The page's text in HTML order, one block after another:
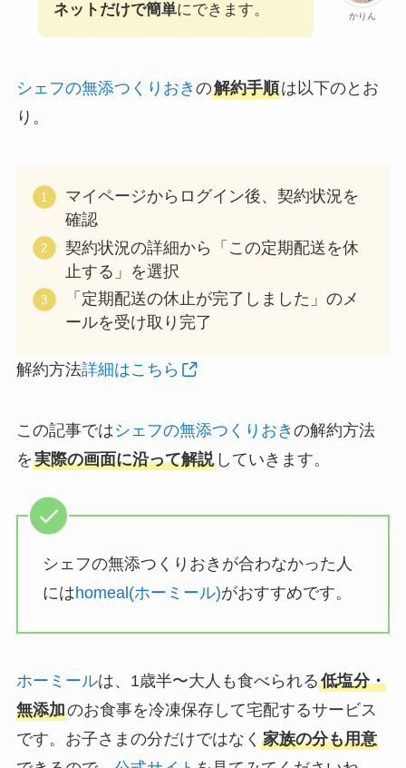
かりん
ネットだけで簡単にできます。
シェフの無添つくりおき の解約手順は以下のとお
り。
マイページからログイン後、契約状況を
確認
契約状況の詳細から「この定期配送を休
止する」を選択
「定期配送の休止が完了しました」のメ
ールを受け取り完了
解約方法詳細はこちら
この記事ではシェフの無添つくりおき の解約方法
を実際の画面に沿って解説していきます。
シェフの無添つくりおきが合わなかった人
にはhomeal(ホーミール)がおすすめです。
ホーミールは、1歳半〜大人も食べられる低塩分・
無添加のお食事を冷凍保存して宅配するサービス
です。お子さまの分だけではなく 家族の分も用意